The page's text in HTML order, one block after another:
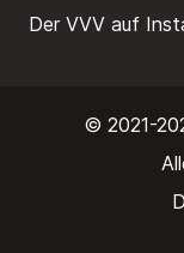
Der VVV auf
© 2021-